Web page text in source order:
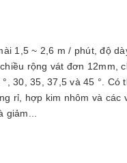
1,5 ~ 2,6 m / phút, độ
rộng vát đơn 12mm,
30, 35, 37,5 và 45 °. Có
rỉ, hợp kim nhôm và các